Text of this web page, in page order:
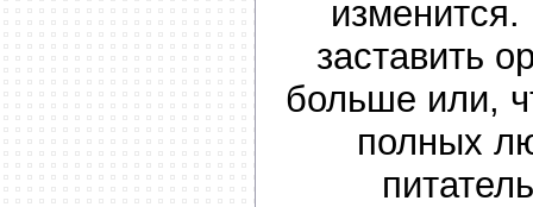
изменится.
заставить
больше или,
полных